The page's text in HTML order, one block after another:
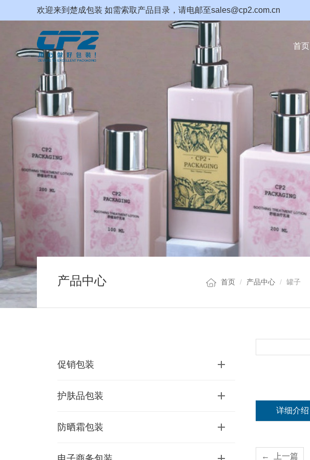
欢迎来到楚成包装 如需索取产品目录，请电邮至sales@cp2.com.cn
首页
产品中心 首页 产品中心 罐子
促销包装
护肤品包装
防晒霜包装
详细介绍
← 上一篇